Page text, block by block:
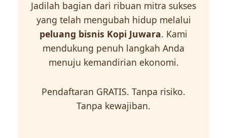
Jadilah bagian dari ribuan mitra sukses
yang telah mengubah hidup melalui
peluang bisnis Kopi Juwara. Kami
mendukung penuh langkah Anda
menuju kemandirian ekonomi.
Pendaftaran GRATIS. Tanpa risiko.
Tanpa kewajiban.